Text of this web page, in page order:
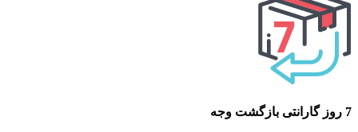
7 روز گارانتی بازگشت وجه